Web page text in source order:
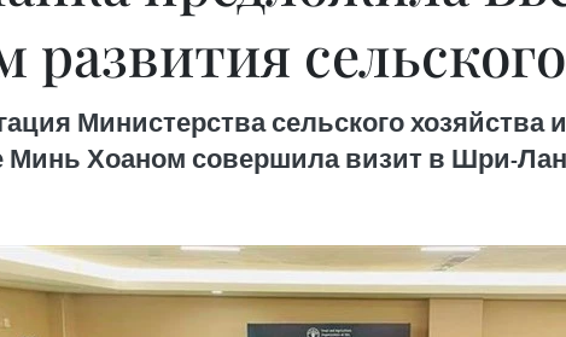
развития
Министерства сельского хозяйства
Хоаном совершила визит в Шри-